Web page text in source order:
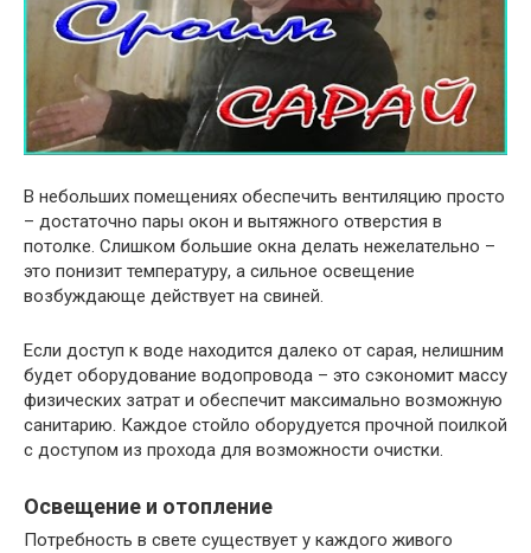
В небольших помещениях обеспечить вентиляцию просто
– достаточно пары окон и вытяжного отверстия в
потолке. Слишком большие окна делать нежелательно –
это понизит температуру, а сильное освещение
возбуждающе действует на свиней.
Если доступ к воде находится далеко от сарая, нелишним
будет оборудование водопровода – это сэкономит массу
физических затрат и обеспечит максимально возможную
санитарию. Каждое стойло оборудуется прочной поилкой
с доступом из прохода для возможности очистки.
Освещение и отопление
Потребность в свете существует у каждого живого